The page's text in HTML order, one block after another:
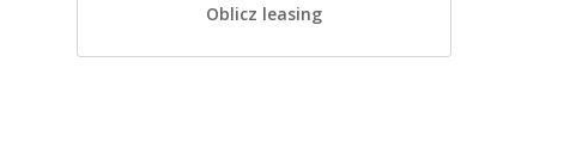
Oblicz leasing